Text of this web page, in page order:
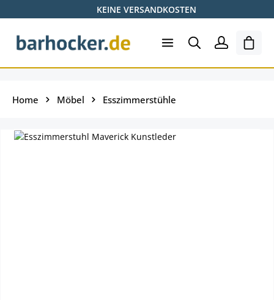
Zum Hauptinhalt springenKEINE VERSANDKOSTEN
Home Möbel Esszimmerstühle